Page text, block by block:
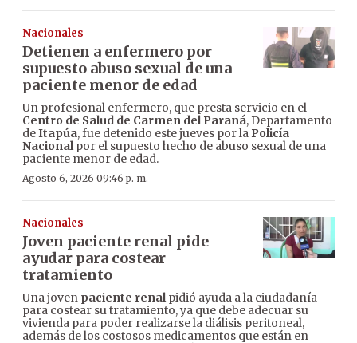
Nacionales
Detienen a enfermero por
supuesto abuso sexual de una
paciente menor de edad
Un profesional enfermero, que presta servicio en el
Centro de Salud de Carmen del Paraná, Departamento
deItapúa, fue detenido este jueves por la Policía
Nacionalpor el supuesto hecho de abuso sexual de una
paciente menor de edad.
Agosto 6, 2026 09:46 p. m.
Nacionales
Joven paciente renal pide
ayudar para costear
tratamiento
Una joven paciente renalpidió ayuda a la ciudadanía
para costear su tratamiento, ya que debe adecuar su
vivienda para poder realizarse la diálisis peritoneal,
además de los costosos medicamentos que están en